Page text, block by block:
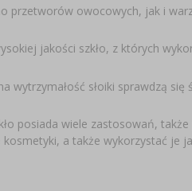
przetworów owocowych, jak i
jakości szkło, z których
wytrzymałość słoiki sprawdzą
posiada wiele zastosowań,
a także wykorzystać je